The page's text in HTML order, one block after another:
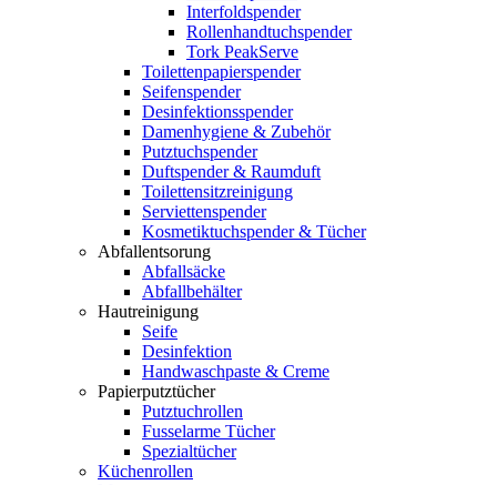
Interfoldspender
Rollenhandtuchspender
Tork PeakServe
Toilettenpapierspender
Seifenspender
Desinfektionsspender
Damenhygiene & Zubehör
Putztuchspender
Duftspender & Raumduft
Toilettensitzreinigung
Serviettenspender
Kosmetiktuchspender & Tücher
Abfallentsorung
Abfallsäcke
Abfallbehälter
Hautreinigung
Seife
Desinfektion
Handwaschpaste & Creme
Papierputztücher
Putztuchrollen
Fusselarme Tücher
Spezialtücher
Küchenrollen